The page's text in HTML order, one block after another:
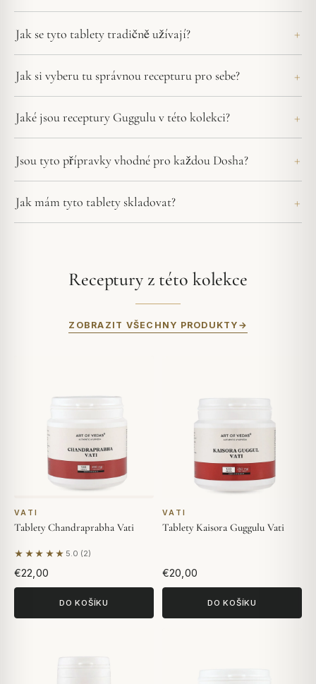
Jak se tyto tablety tradičně užívají?
Jak si vyberu tu správnou recepturu pro sebe?
Jaké jsou receptury Guggulu v této kolekci?
Jsou tyto přípravky vhodné pro každou Dosha?
Jak mám tyto tablety skladovat?
Receptury z této kolekce
ZOBRAZIT VŠECHNY PRODUKTY
VATI
Tablety Chandraprabha Vati
★★★★★ 5.0 (2)
Na základě 2 hodnocení
€22,00
DO KOŠÍKU
VATI
Tablety Kaisora Guggulu Vati
€20,00
DO KOŠÍKU